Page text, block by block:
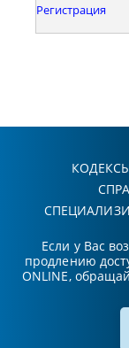
Регистрация
Если у Вас
продлению
ONLINE,